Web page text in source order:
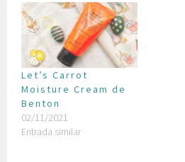
Let’s Carrot
Moisture Cream de
Benton
02/11/2021
Entrada similar